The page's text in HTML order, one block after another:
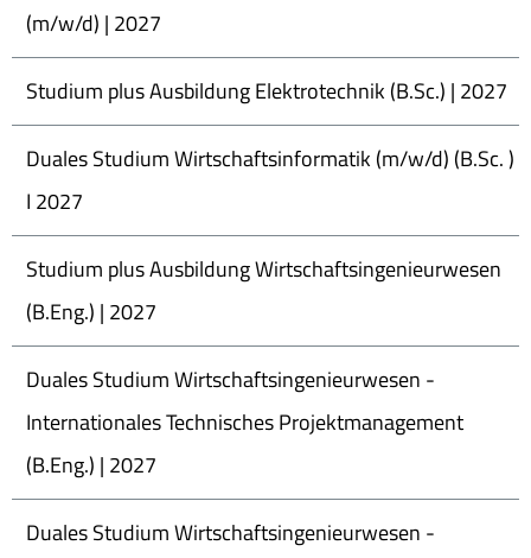
(m/w/d) | 2027
Studium plus Ausbildung Elektrotechnik (B.Sc.) | 2027
Duales Studium Wirtschaftsinformatik (m/w/d) (B.Sc. )
I 2027
Studium plus Ausbildung Wirtschaftsingenieurwesen
(B.Eng.) | 2027
Duales Studium Wirtschaftsingenieurwesen -
Internationales Technisches Projektmanagement
(B.Eng.) | 2027
Duales Studium Wirtschaftsingenieurwesen -